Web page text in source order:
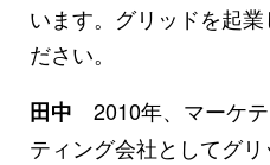
います。グリッドを起
ださい。
田中 2010年、マーケ
ティング会社としてグ